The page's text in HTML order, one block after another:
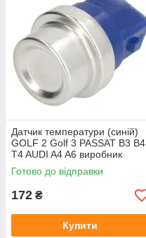
Датчик температури (синій)
GOLF 2 Golf 3 PASSAT B3 B4
T4 AUDI A4 A6 виробник
Topran Німеччина
Готово до відправки
172 ₴
Купити